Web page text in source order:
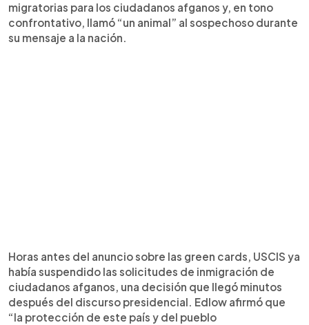
migratorias para los ciudadanos afganos y, en tono
confrontativo, llamó “un animal” al sospechoso durante
su mensaje a la nación.
Horas antes del anuncio sobre las green cards, USCIS ya
había suspendido las solicitudes de inmigración de
ciudadanos afganos, una decisión que llegó minutos
después del discurso presidencial. Edlow afirmó que
“la protección de este país y del pueblo